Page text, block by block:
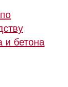
и бетона